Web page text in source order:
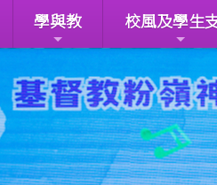
學與教 校風及學生